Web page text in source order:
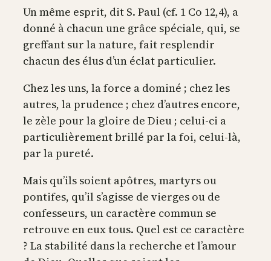
Un même esprit, dit S. Paul (cf. 1 Co 12,4), a
donné à chacun une grâce spéciale, qui, se
greffant sur la nature, fait resplendir
chacun des élus d’un éclat particulier.
Chez les uns, la force a dominé ; chez les
autres, la prudence ; chez d’autres encore,
le zèle pour la gloire de Dieu ; celui-ci a
particulièrement brillé par la foi, celui-là,
par la pureté.
Mais qu’ils soient apôtres, martyrs ou
pontifes, qu’il s’agisse de vierges ou de
confesseurs, un caractère commun se
retrouve en eux tous. Quel est ce caractère
? La stabilité dans la recherche et l’amour